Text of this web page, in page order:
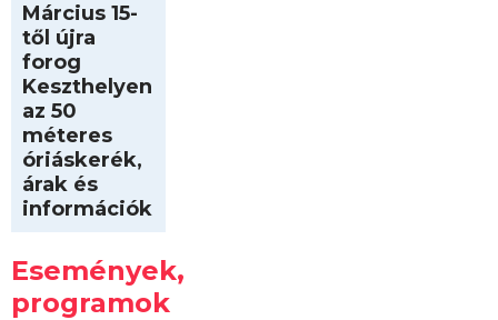
Március 15-
től újra
forog
Keszthelyen
az 50
méteres
óriáskerék,
árak és
információk
Események,
programok
Kilóméterek
2026